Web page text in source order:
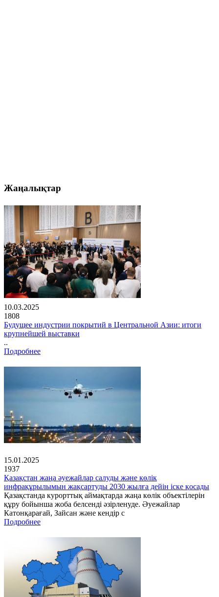
Жаңалықтар
10.03.2025
1808
Будущее индустрии покрытий в Центральной Азии: итоги
крупнейшей выставки
..
Подробнее
15.01.2025
1937
Қазақстан жаңа әуежайлар салуды және көлік
инфрақұрылымын жақсартуды 2030 жылға дейін іске қосады
Қазақстанда курорттық аймақтарда жаңа көлік объектілерін
құру бойынша жоба белсенді әзірленуде. Әуежайлар
Катонқарағай, Зайсан және кендір с
Подробнее